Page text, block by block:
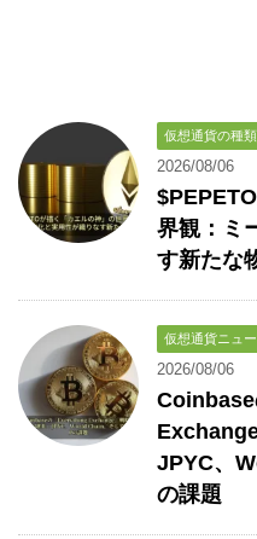
仮想通貨の種
2026/08/06
界観：ミ
す新たな
仮想通貨ニュー
2026/08/06
JPYC、
の課題